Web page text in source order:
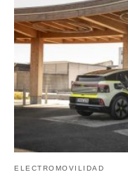
ELECTROMOVILIDAD